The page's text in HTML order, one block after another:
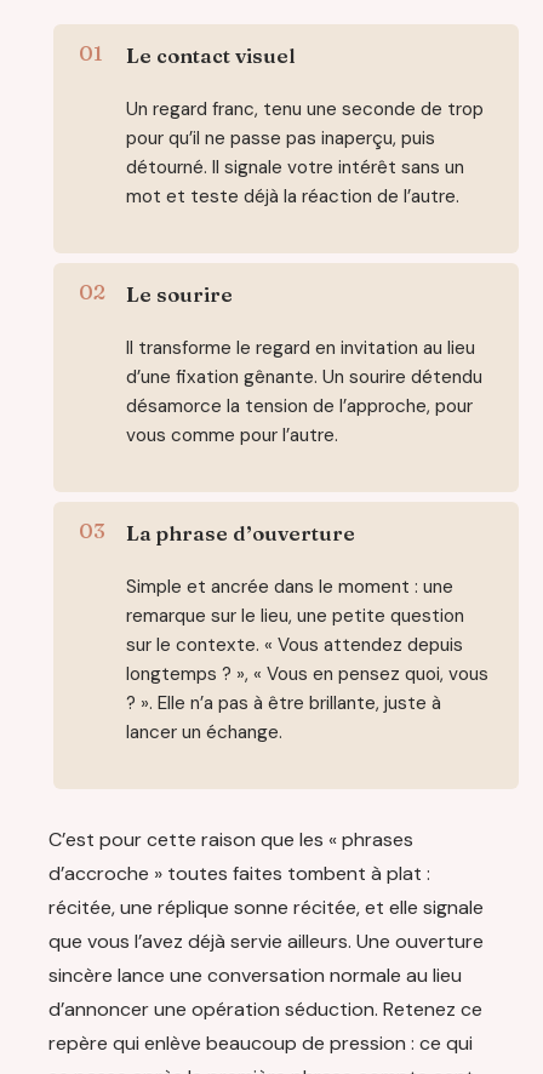
Le contact visuel
Un regard franc, tenu une seconde de trop
pour qu’il ne passe pas inaperçu, puis
détourné. Il signale votre intérêt sans un
mot et teste déjà la réaction de l’autre.
Le sourire
Il transforme le regard en invitation au lieu
d’une fixation gênante. Un sourire détendu
désamorce la tension de l’approche, pour
vous comme pour l’autre.
La phrase d’ouverture
Simple et ancrée dans le moment : une
remarque sur le lieu, une petite question
sur le contexte. « Vous attendez depuis
longtemps ? », « Vous en pensez quoi, vous
? ». Elle n’a pas à être brillante, juste à
lancer un échange.
C’est pour cette raison que les « phrases
d’accroche » toutes faites tombent à plat :
récitée, une réplique sonne récitée, et elle signale
que vous l’avez déjà servie ailleurs. Une ouverture
sincère lance une conversation normale au lieu
d’annoncer une opération séduction. Retenez ce
repère qui enlève beaucoup de pression : ce qui